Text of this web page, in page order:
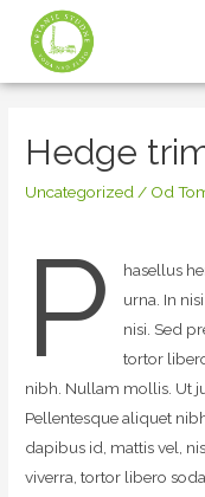
Hedge
Uncategorized/ Od
P
hasellus
urna. In
nisi. Sed
tortor
nibh. Nullam mollis. Ut
Pellentesque aliquet
dapibus id, mattis vel,
viverra, tortor libero